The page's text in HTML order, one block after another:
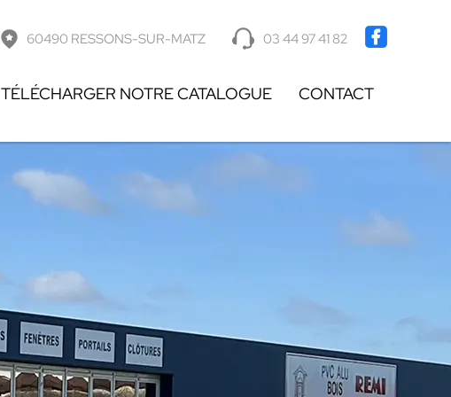
60490 RESSONS-SUR-MATZ 03 44 97 41 82
TÉLÉCHARGER NOTRE CATALOGUE CONTACT